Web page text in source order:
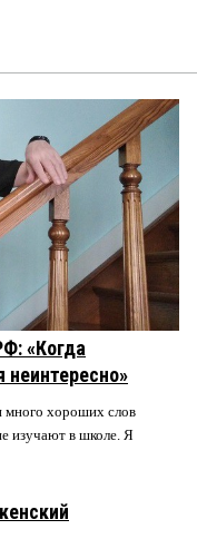
«Когда
неинтересно»
много хороших слов
изучают в школе. Я